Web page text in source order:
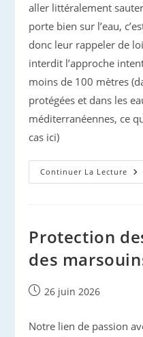
aller littéralement
porte bien sur l’eau,
donc leur rappeler de
interdit l’approche
moins de 100 mètres
protégées et dans les
méditerranéennes, ce
cas ici)
Continuer La Lecture
Des
Protection
des
Publication
26 juin 2026
Notre lien de passion